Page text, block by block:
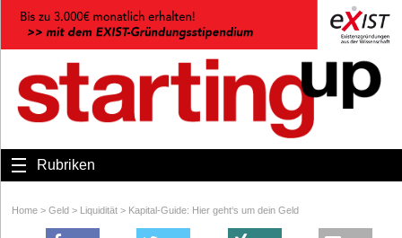
Rubriken
Home > Geld > Liquidität > Kapital-Guide: Hier geht‘s um dein Geld